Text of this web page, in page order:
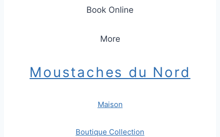
Book Online
More
Moustaches du Nord
Maison
Boutique Collection